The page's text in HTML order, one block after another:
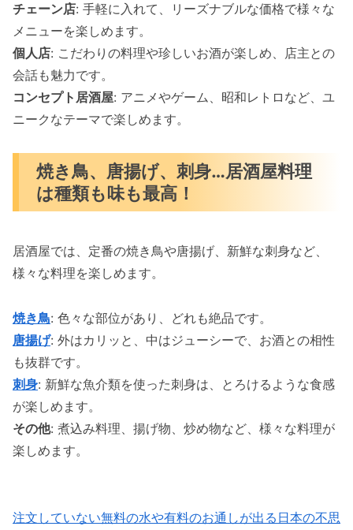
チェーン店: 手軽に入れて、リーズナブルな価格で様々な
メニューを楽しめます。
個人店: こだわりの料理や珍しいお酒が楽しめ、店主との
会話も魅力です。
コンセプト居酒屋: アニメやゲーム、昭和レトロなど、ユ
ニークなテーマで楽しめます。
焼き鳥、唐揚げ、刺身…居酒屋料理
は種類も味も最高！
居酒屋では、定番の焼き鳥や唐揚げ、新鮮な刺身など、
様々な料理を楽しめます。
焼き鳥: 色々な部位があり、どれも絶品です。
唐揚げ: 外はカリッと、中はジューシーで、お酒との相性
も抜群です。
刺身: 新鮮な魚介類を使った刺身は、とろけるような食感
が楽しめます。
その他: 煮込み料理、揚げ物、炒め物など、様々な料理が
楽しめます。
注文していない無料の水や有料のお通しが出る日本の不思